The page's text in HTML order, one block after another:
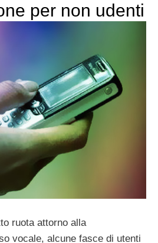
per non udenti
ruota attorno alla
vocale, alcune fasce di utenti